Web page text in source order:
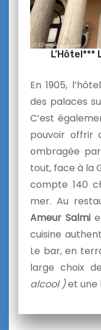
L’Hôtel***
En 1905,
des palaces
C’est
pouvoir offrir
ombragée
tout, face à la
compte 140
mer. Au
Ameur Salmi
cuisine
Le bar, en
large choix
alcool )et une